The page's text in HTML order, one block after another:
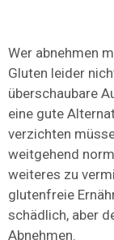
Wer abnehmen
Gluten leider
überschaubare
eine gute
verzichten
weitgehend
weiteres zu
glutenfreie
schädlich, aber
Abnehmen.